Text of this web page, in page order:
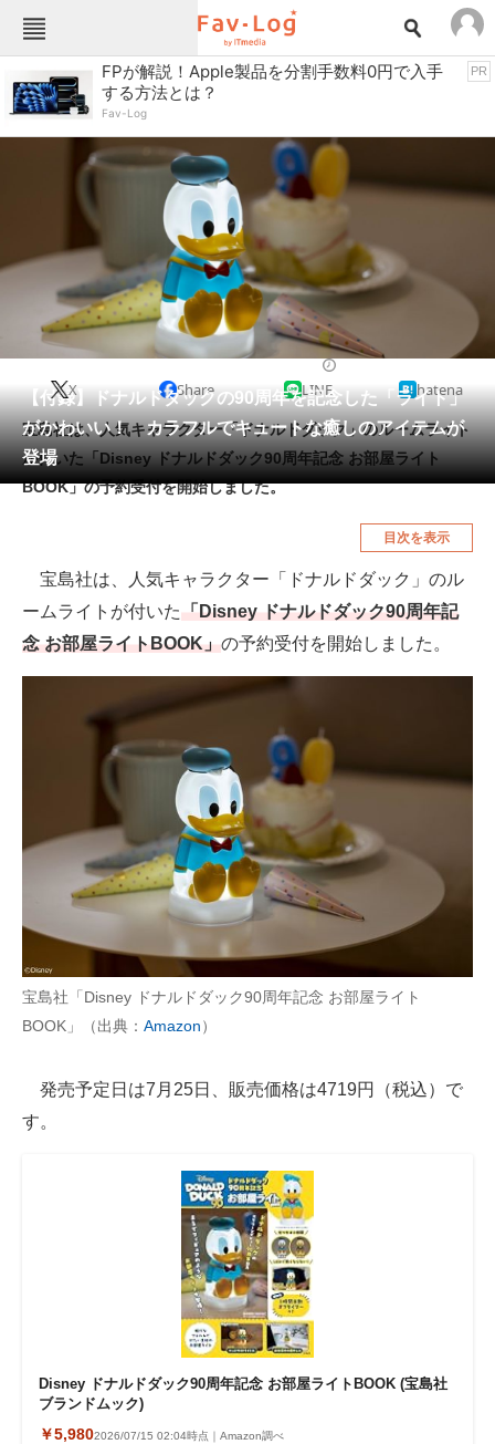
Fav-Logカテゴリー一覧
TOP
インテリア・収納 おもちゃ・ホビー
キッチン家電
キッチン用品
コンテンツ・サービス スイーツ・お菓子
スポーツ・レジャー スマホ・携帯電話
パソコン・タブレット ファッション
ペット 家電
工具・DIY 本・DVD・CD
生活家電 生活用品
腕時計 車・バイク
釣り具・釣り用品 食品・飲料・お酒
食器・グラス・カトラリー
メディア
注目記事を集めた総合ページ
ITの今と未来を見通す
スマホと通信の最新トレンド
進化するPCとデバイスの未来
好きが集まる 比べて選べる
ビジネスと働き方のヒント
AI活用のいまが分かる
企業ITのトレンドを詳説
マーケ×ITの今がよく分かる
ITエンジニア向け専門サイト
企業向けIT製品の総合サイト
IT製品の技術・比較・事例
FPが解説！Apple製品を分割手数料0円で入手
する方法とは？
Fav-Log
PR
【付録】ドナルドダックの90周年を記念した「ライト」
がかわいい！ カラフルでキュートな癒しのアイテムが
登場
X Share LINE hatena
宝島社は、人気キャラクター「ドナルドダック」のルームライト
が付いた「Disney ドナルドダック90周年記念 お部屋ライト
BOOK」の予約受付を開始しました。
目次を表示
宝島社は、人気キャラクター「ドナルドダック」のル
ームライトが付いた「Disney ドナルドダック90周年記
念 お部屋ライトBOOK」の予約受付を開始しました。
宝島社「Disney ドナルドダック90周年記念 お部屋ライト
BOOK」（出典： Amazon）
発売予定日は7月25日、販売価格は4719円（税込）で
す。
Disney ドナルドダック90周年記念 お部屋ライトBOOK (宝島社
ブランドムック)
￥5,9802026/07/15 02:04時点｜Amazon調べ